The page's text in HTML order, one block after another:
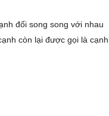
đối song song với nhau
còn lại được gọi là cạnh